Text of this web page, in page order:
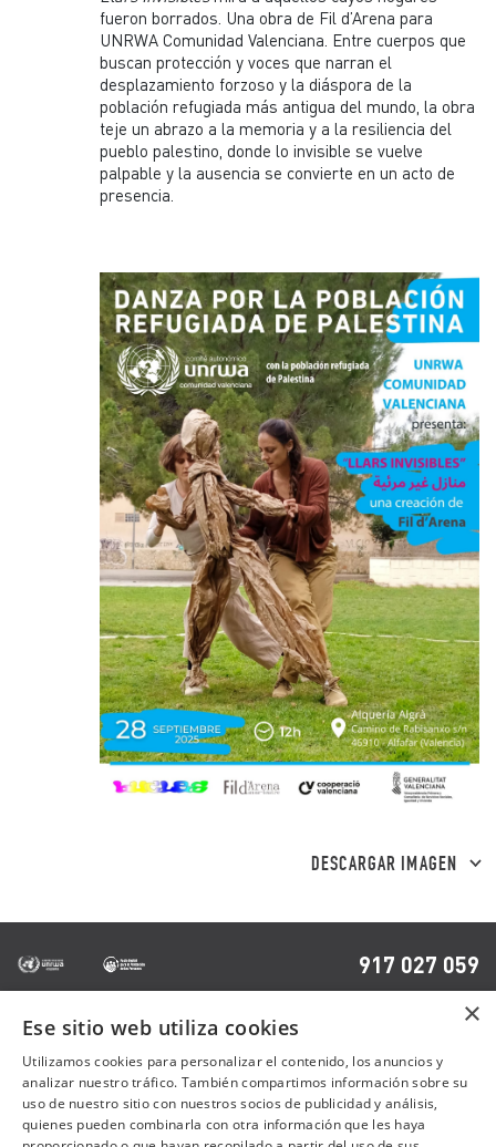
fueron borrados. Una obra de Fil d’Arena para
UNRWA Comunidad Valenciana. Entre cuerpos que
buscan protección y voces que narran el
desplazamiento forzoso y la diáspora de la
población refugiada más antigua del mundo, la obra
teje un abrazo a la memoria y a la resiliencia del
pueblo palestino, donde lo invisible se vuelve
palpable y la ausencia se convierte en un acto de
presencia.
DESCARGAR IMAGEN
917 027 059
OTRAS PÁGINAS
Contacto
×
Ese sitio web utiliza cookies
Utilizamos cookies para personalizar el contenido, los anuncios y
analizar nuestro tráfico. También compartimos información sobre su
uso de nuestro sitio con nuestros socios de publicidad y análisis,
quienes pueden combinarla con otra información que les haya